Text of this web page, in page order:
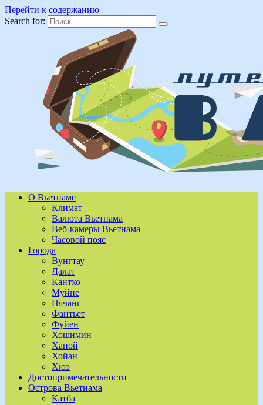
Перейти к содержанию
Search for:
О Вьетнаме
Климат
Валюта Вьетнама
Веб-камеры Вьетнама
Часовой пояс
Города
Вунгтау
Далат
Кантхо
Муйне
Нячанг
Фантьет
Фуйен
Хошимин
Ханой
Хойан
Хюэ
Достопримечательности
Острова Вьетнама
Катба